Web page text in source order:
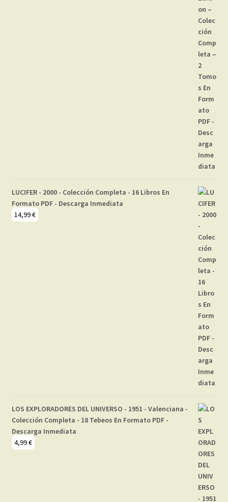
LUCIFER - 2000 - Colección Completa - 16 Libros En
Formato PDF - Descarga Inmediata
14,99€
LOS EXPLORADORES DEL UNIVERSO - 1951 - Valenciana -
Colección Completa - 18 Tebeos En Formato PDF -
Descarga Inmediata
4,99€